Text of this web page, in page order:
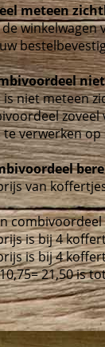
meteen
niet meteen
verwerken
van
is bij 4
is bij 4
21,50 is